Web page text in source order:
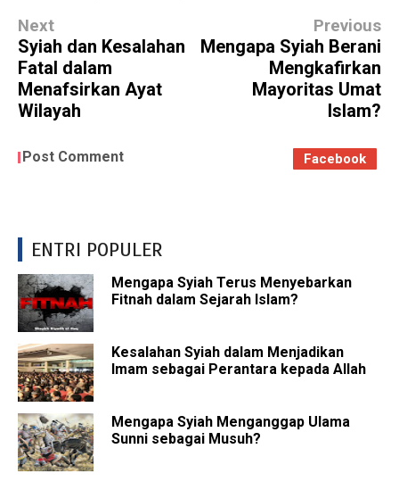
Next
Syiah dan Kesalahan
Fatal dalam
Menafsirkan Ayat
Wilayah
Previous
Mengapa Syiah Berani
Mengkafirkan
Mayoritas Umat
Islam?
Post Comment Facebook
ENTRI POPULER
Mengapa Syiah Terus Menyebarkan
Fitnah dalam Sejarah Islam?
Kesalahan Syiah dalam Menjadikan
Imam sebagai Perantara kepada Allah
Mengapa Syiah Menganggap Ulama
Sunni sebagai Musuh?